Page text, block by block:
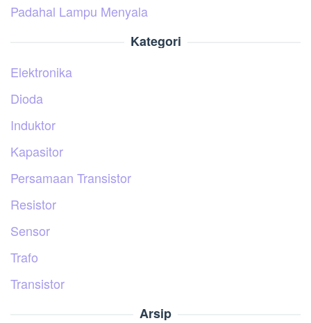
Padahal Lampu Menyala
Kategori
Elektronika
Dioda
Induktor
Kapasitor
Persamaan Transistor
Resistor
Sensor
Trafo
Transistor
Arsip